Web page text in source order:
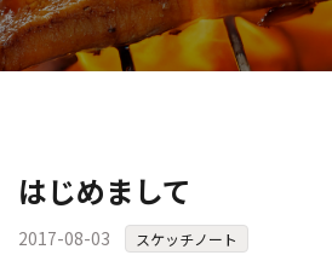
採用情報
資料ダウンロード
コンテストを主催される方へ
公募運営SaaS 「Kouboプランナー」
はじめまして
2017-08-03 スケッチノート